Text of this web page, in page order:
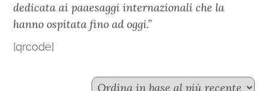
dedicata ai paaesaggi internazionali che la
hanno ospitata fino ad oggi.”
[qrcode]